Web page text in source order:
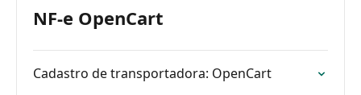
NF-e OpenCart
Cadastro de transportadora: OpenCart